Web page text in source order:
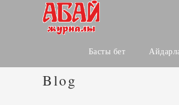
Басты бет
Blog